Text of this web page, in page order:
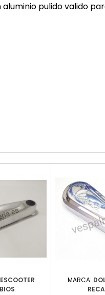
pulido valido
MARCA: